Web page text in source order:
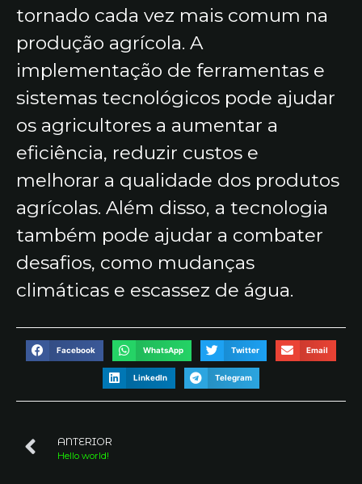
tornado cada vez mais comum na
produção agrícola. A
implementação de ferramentas e
sistemas tecnológicos pode ajudar
os agricultores a aumentar a
eficiência, reduzir custos e
melhorar a qualidade dos produtos
agrícolas. Além disso, a tecnologia
também pode ajudar a combater
desafios, como mudanças
climáticas e escassez de água.
Facebook WhatsApp Twitter Email
LinkedIn Telegram
ANTERIOR
Hello world!